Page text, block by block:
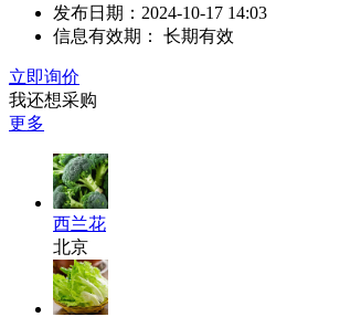
发布日期：2024-10-17 14:03
信息有效期： 长期有效
立即询价
我还想采购
更多
西兰花
北京